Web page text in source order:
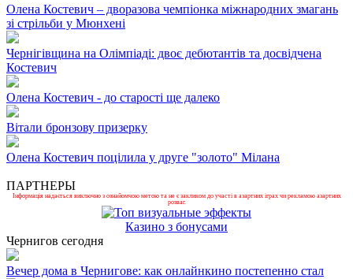
Олена Костевич – дворазова чемпіонка міжнародних змагань
зі стрільби у Мюнхені
Чернігівщина на Олімпіаді: двоє дебютантів та досвідчена
Костевич
Олена Костевич - до старості ще далеко
Вітали бронзову призерку
Олена Костевич поцілила у друге "золото" Мілана
ПАРТНЕРЫ
Інформація надається виключно з ознайомчою метою та не є закликом до участі в азартних іграх чи рекламою азартних
розваг.
Казино з бонусами
Чернигов сегодня
Вечер дома в Чернигове: как онлайнкино постепенно стал